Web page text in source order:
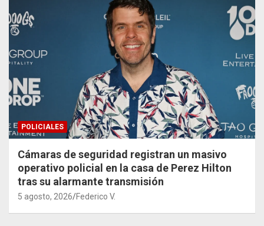
POLICIALES
Cámaras de seguridad registran un masivo
operativo policial en la casa de Perez Hilton
tras su alarmante transmisión
5 agosto, 2026 Federico V.